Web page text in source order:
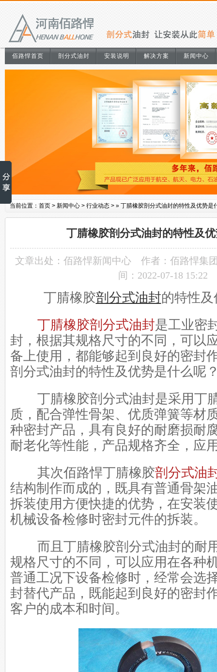
佰路悍首页 剖分式油封 安装说明 解决方案 新闻中心
当前位置： 首页 > 新闻中心 > 行业动态 > » 丁腈橡胶剖分式油封的特性及优势是
丁腈橡胶剖分式油封的特性及
文章出处： 佰路悍新闻中心
作者：佰路悍集
间：2022-07-18 15:22
丁腈橡胶剖分式油封的特性
丁腈橡胶剖分式油封是工业密
封，根据其规格尺寸的不同，可以
备上使用，都能够起到良好的密封
剖分式油封的特性及优势是什么呢
丁腈橡胶剖分式油封是采用丁
质，配合弹性骨架、优质弹簧等材
种密封产品，具有良好的耐磨损耐
耐老化等性能，产品规格齐全，应
其次佰路悍丁腈橡胶剖分式油
结构制作而成的，既具有普通骨架
拆装使用方便快捷的优势，在安装
机械设备检修时密封元件的拆装。
而且丁腈橡胶剖分式油封的耐
规格尺寸的不同，可以应用在各种
普通工况下设备检修时，经常会选
封替代产品，既能起到良好的密封
客户的成本和时间。